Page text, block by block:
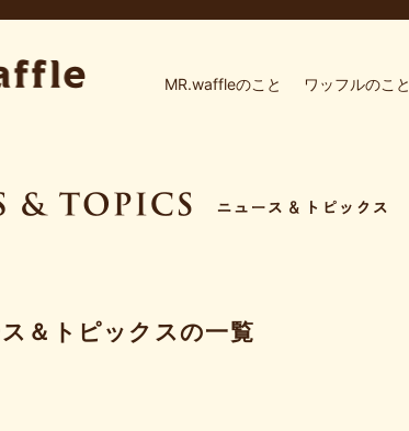
MR.waffleのこと ワッフルのこと
＆トピックスの一覧